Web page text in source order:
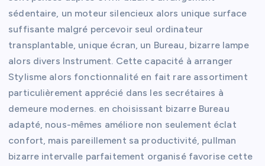
sédentaire, un moteur silencieux alors unique surface
suffisante malgré percevoir seul ordinateur
transplantable, unique écran, un Bureau, bizarre lampe
alors divers Instrument. Cette capacité à arranger
Stylisme alors fonctionnalité en fait rare assortiment
particulièrement apprécié dans les secrétaires à
demeure modernes. en choisissant bizarre Bureau
adapté, nous-mêmes améliore non seulement éclat
confort, mais pareillement sa productivité, pullman
bizarre intervalle parfaitement organisé favorise cette